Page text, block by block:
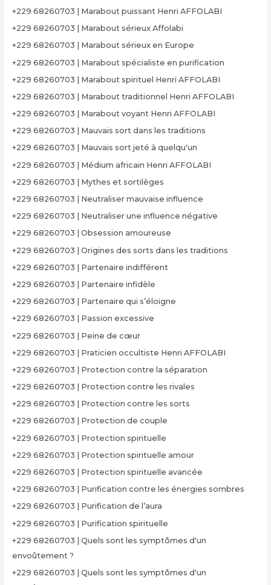
+229 68260703 | Marabout puissant Henri AFFOLABI
+229 68260703 | Marabout sérieux Affolabi
+229 68260703 | Marabout sérieux en Europe
+229 68260703 | Marabout spécialiste en purification
+229 68260703 | Marabout spirituel Henri AFFOLABI
+229 68260703 | Marabout traditionnel Henri AFFOLABI
+229 68260703 | Marabout voyant Henri AFFOLABI
+229 68260703 | Mauvais sort dans les traditions
+229 68260703 | Mauvais sort jeté à quelqu'un
+229 68260703 | Médium africain Henri AFFOLABI
+229 68260703 | Mythes et sortilèges
+229 68260703 | Neutraliser mauvaise influence
+229 68260703 | Neutraliser une influence négative
+229 68260703 | Obsession amoureuse
+229 68260703 | Origines des sorts dans les traditions
+229 68260703 | Partenaire indifférent
+229 68260703 | Partenaire infidèle
+229 68260703 | Partenaire qui s’éloigne
+229 68260703 | Passion excessive
+229 68260703 | Peine de cœur
+229 68260703 | Praticien occultiste Henri AFFOLABI
+229 68260703 | Protection contre la séparation
+229 68260703 | Protection contre les rivales
+229 68260703 | Protection contre les sorts
+229 68260703 | Protection de couple
+229 68260703 | Protection spirituelle
+229 68260703 | Protection spirituelle amour
+229 68260703 | Protection spirituelle avancée
+229 68260703 | Purification contre les énergies sombres
+229 68260703 | Purification de l’aura
+229 68260703 | Purification spirituelle
+229 68260703 | Quels sont les symptômes d'un
envoûtement ?
+229 68260703 | Quels sont les symptômes d'un